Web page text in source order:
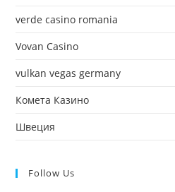
verde casino romania
Vovan Casino
vulkan vegas germany
Комета Казино
Швеция
Follow Us